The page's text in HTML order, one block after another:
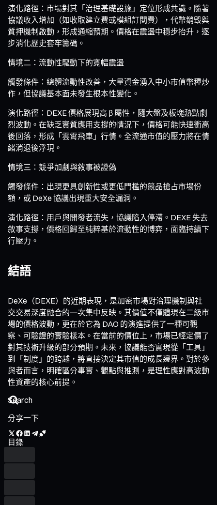
演化路徑：市場對其「治理基礎設施」定位形成共識。隨著
協議收入增加（如收取建立費或模組訂閱費），代幣銷毀與
質押機制啟動，形成通縮預期。價格在震盪中穩步抬升，逐
步消化歷史套牢籌碼。
情境二：流動性驅動下的寬幅震盪
觸發條件：總體流動性改善，大量資金湧入中小市值幣種炒
作，但協議基本面未發生根本性變化。
演化路徑：DEXE 價格展現高 β 屬性，隨大盤及板塊熱點劇
烈波動。在缺乏實質應用支撐的情況下，價格可能快速衝高
後回落，形成「雲霄飛車」行情。全流通市值的壓力將在情
緒消退後浮現。
情境三：競爭加劇與敘事被證偽
觸發條件：出現更具創新性或更低門檻的競品搶占市場份
額，或 DeXe 協議出現重大安全漏洞。
演化路徑：用戶與開發者流失，協議陷入停滯。DEXE 失去
敘事支撐，價格回歸至純粹基於流動性的博弈，面臨持續下
行壓力。
結語
DeXe（DEXE）的近期表現，是加密市場對治理機制與社
交交易深度融合的一次集中反映。其價值不僅體現在二級市
場的價格波動，更在於它為 DAO 的演進提供了一種可觀
察、可驗證的實驗樣本。在當前的價位上，市場已經定價了
對其技術升級的部分預期。未來，協議能否實現從「工具」
到「制度」的跨越，將直接決定其市值的成長邊界。對於參
與者而言，明確區分事實、觀點與推測，是理性應對高波動
性資產的核心前提。
分享一下
目錄